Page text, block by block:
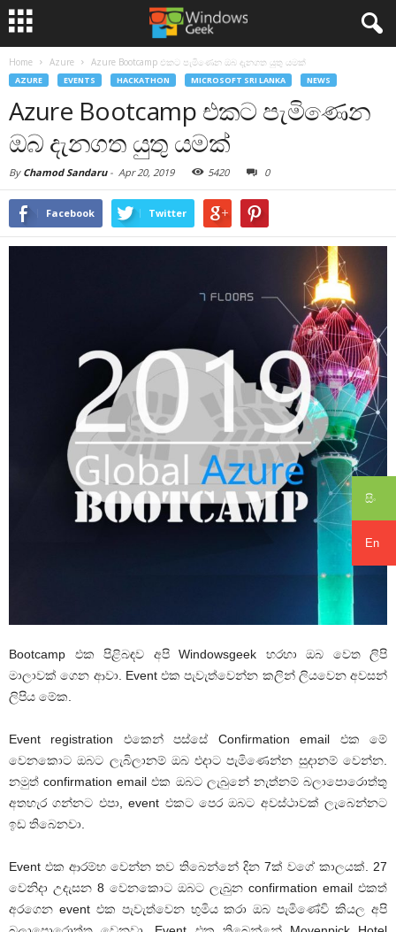
සිං
En
Home Azure Azure Bootcamp එකට පැමිණෙන ඔබ දැනගත යුතු යමක්
AZURE EVENTS HACKATHON MICROSOFT SRI LANKA NEWS
Azure Bootcamp එකට පැමිණෙන
ඔබ දැනගත යුතු යමක්
By Chamod Sandaru- Apr 20, 2019 5420 0
Facebook Twitter
Bootcamp එක පිළිබඳව අපි Windowsgeek හරහා ඔබ වෙත ලිපි
මාලාවක් ගෙන ආවා. Event එක පැවැත්වෙන්න කලින් ලියවෙන අවසන්
ලිපිය මේක.
Event registration එකෙන් පස්සේ Confirmation email එක මේ
වෙනකොට ඔබට ලැබිලානම් ඔබ එදාට පැමිණෙන්න සුදානම් වෙන්න.
නමුත් confirmation email එක ඔබට ලැබුනේ නැත්නම් බලාපොරොත්තු
අතහැර ගන්නට එපා, event එකට පෙර ඔබට අවස්ථාවක් ලැබෙන්නට
ඉඩ තිබෙනවා.
Event එක ආරම්භ වෙන්න තව තිබෙන්නේ දින 7ක් වගේ කාලයක්. 27
වෙනිදා උදැසන 8 වෙනකොට ඔබට ලැබුන confirmation email එකත්
අරගෙන event එක පැවැත්වෙන භුමිය කරා ඔබ පැමිණේවි කියල අපි